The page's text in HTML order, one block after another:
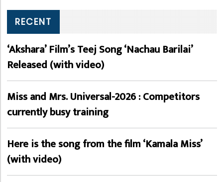
RECENT
‘Akshara’ Film’s Teej Song ‘Nachau Barilai’
Released (with video)
Miss and Mrs. Universal-2026 : Competitors
currently busy training
Here is the song from the film ‘Kamala Miss’
(with video)